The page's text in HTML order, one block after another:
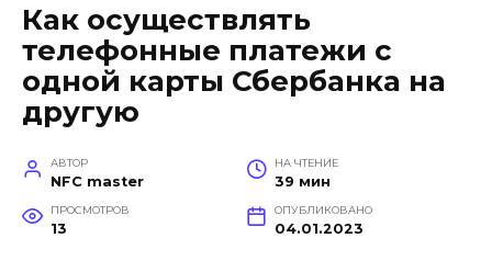
Как осуществлять
телефонные платежи с
одной карты Сбербанка на
другую
АВТОР
NFC master
НА ЧТЕНИЕ
39 мин
ПРОСМОТРОВ
13
ОПУБЛИКОВАНО
04.01.2023